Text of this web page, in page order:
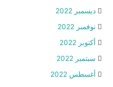
ديسمبر 2022
نوفمبر 2022
أكتوبر 2022
سبتمبر 2022
أغسطس 2022